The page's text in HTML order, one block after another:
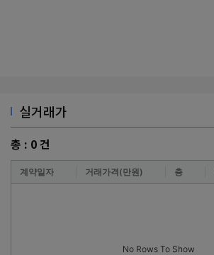
실거래가
총 : 0건
계약일자 거래가격(만원) 층
No Rows To Show